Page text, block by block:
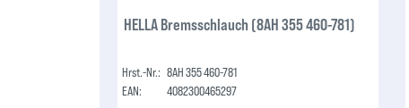
HELLA Bremsschlauch (8AH 355 460-781)
Hrst.-Nr.: 8AH 355 460-781
EAN:
4082300465297